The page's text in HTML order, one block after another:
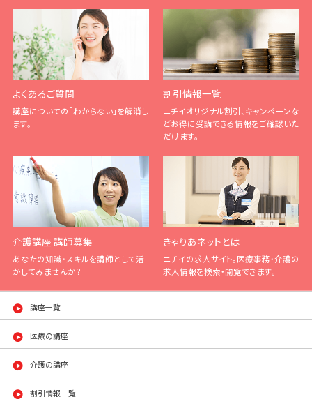
よくあるご質問
講座についての「わからない」を解消し
ます。
割引情報一覧
ニチイオリジナル割引、キャンペーンな
どお得に受講できる情報をご確認いた
だけます。
介護講座 講師募集
あなたの知識・スキルを講師として活
かしてみませんか？
きゃりあネットとは
ニチイの求人サイト。医療事務・介護の
求人情報を検索・閲覧できます。
講座一覧
医療の講座
介護の講座
割引情報一覧